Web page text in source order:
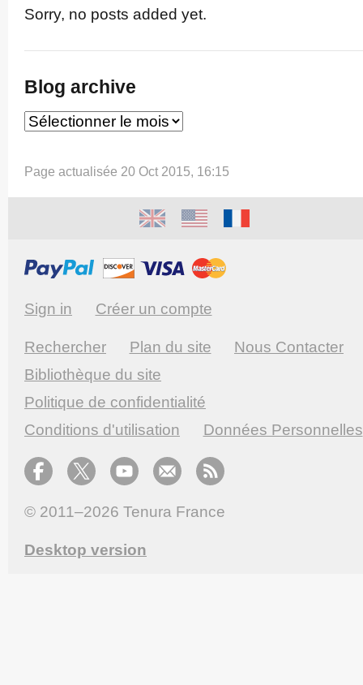
Sorry, no posts added yet.
Blog archive
Page actualisée 20 Oct 2015, 16:15
Sign in Créer un compte
Rechercher Plan du site
Nous Contacter
Bibliothèque du site
Politique de confidentialité
Conditions d'utilisation
Données Personnelles
© 2011–2026 Tenura France
Desktop version